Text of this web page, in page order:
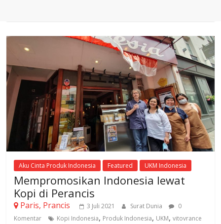
Aku Cinta Produk Indonesia Featured UKM Indonesia
Mempromosikan Indonesia lewat
Kopi di Perancis
Paris, Prancis 3 Juli 2021 Surat Dunia
0
Komentar
Kopi Indonesia, Produk Indonesia, UKM,vitovrance